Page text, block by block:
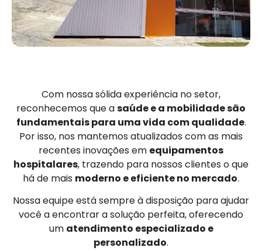
Com nossa sólida experiência no setor,
reconhecemos que asaúde e a mobilidade são
fundamentais para uma vida com qualidade.
Por isso, nos mantemos atualizados com as mais
recentes inovações em equipamentos
hospitalares, trazendo para nossos clientes o que
há de mais moderno e eficiente no mercado.
Nossa equipe está sempre à disposição para ajudar
você a encontrar a solução perfeita, oferecendo
um atendimento especializado e
personalizado.